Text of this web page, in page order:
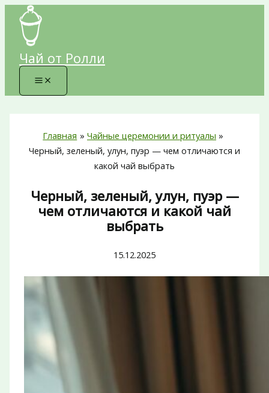
Перейти
содержимому
Чай от Ролли
Главная
Чайные церемонии и ритуалы
Черный, зеленый, улун, пуэр — чем отличаются и
какой чай выбрать
Черный, зеленый, улун, пуэр —
чем отличаются и какой чай
выбрать
15.12.2025